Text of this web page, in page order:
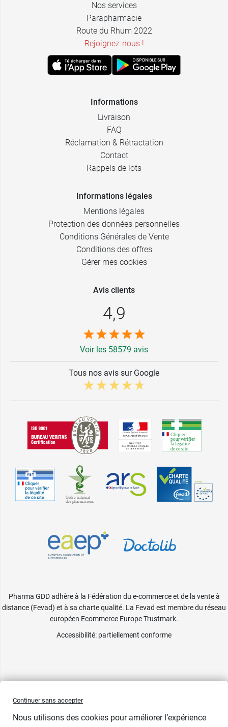
Nos services
Parapharmacie
Route du Rhum 2022
Rejoignez-nous !
Informations
Livraison
FAQ
Réclamation & Rétractation
Contact
Rappels de lots
Informations légales
Mentions légales
Protection des données personnelles
Conditions Générales de Vente
Conditions des offres
Gérer mes cookies
Avis clients
4,9
Voir les 58579 avis
Tous nos avis sur Google
Pharma GDD adhère à la Fédération du e-commerce et de la vente à
distance (Fevad) et à sa charte qualité. La Fevad est membre du réseau
européen Ecommerce Europe Trustmark.
Accessibilité: partiellement conforme
Continuer sans accepter
Nous utilisons des cookies pour améliorer l’expérience